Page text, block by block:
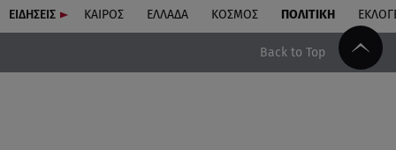
ΕΙΔΗΣΕΙΣ ΚΑΙΡΟΣ ΕΛΛΑΔΑ ΚΟΣΜΟΣ ΠΟΛΙΤΙΚΗ
Back to Top